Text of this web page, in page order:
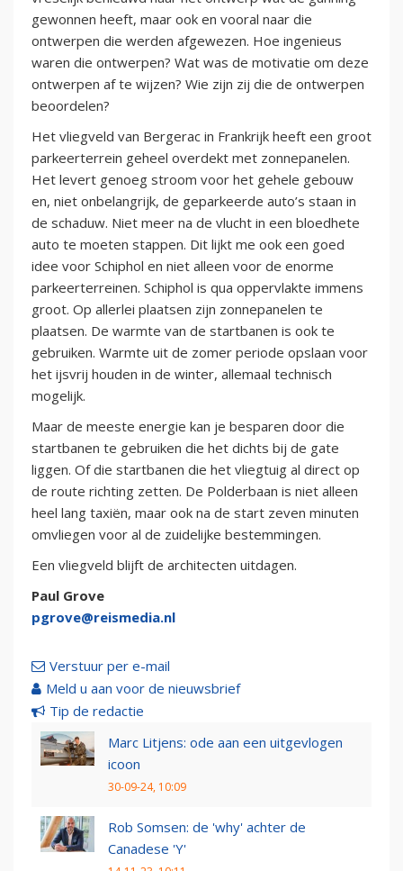
gewonnen heeft, maar ook en vooral naar die
ontwerpen die werden afgewezen. Hoe ingenieus
waren die ontwerpen? Wat was de motivatie om deze
ontwerpen af te wijzen? Wie zijn zij die de ontwerpen
beoordelen?
Het vliegveld van Bergerac in Frankrijk heeft een groot
parkeerterrein geheel overdekt met zonnepanelen.
Het levert genoeg stroom voor het gehele gebouw
en, niet onbelangrijk, de geparkeerde auto’s staan in
de schaduw. Niet meer na de vlucht in een bloedhete
auto te moeten stappen. Dit lijkt me ook een goed
idee voor Schiphol en niet alleen voor de enorme
parkeerterreinen. Schiphol is qua oppervlakte immens
groot. Op allerlei plaatsen zijn zonnepanelen te
plaatsen. De warmte van de startbanen is ook te
gebruiken. Warmte uit de zomer periode opslaan voor
het ijsvrij houden in de winter, allemaal technisch
mogelijk.
Maar de meeste energie kan je besparen door die
startbanen te gebruiken die het dichts bij de gate
liggen. Of die startbanen die het vliegtuig al direct op
de route richting zetten. De Polderbaan is niet alleen
heel lang taxiën, maar ook na de start zeven minuten
omvliegen voor al de zuidelijke bestemmingen.
Een vliegveld blijft de architecten uitdagen.
Paul Grove
pgrove@reismedia.nl
Verstuur per e-mail
Meld u aan voor de nieuwsbrief
Tip de redactie
Marc Litjens: ode aan een uitgevlogen
icoon
30-09-24, 10:09
Rob Somsen: de 'why' achter de
Canadese 'Y'